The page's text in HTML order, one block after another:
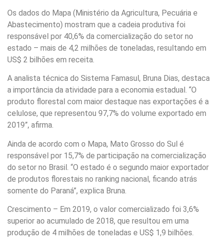
Os dados do Mapa (Ministério da Agricultura, Pecuária e
Abastecimento) mostram que a cadeia produtiva foi
responsável por 40,6% da comercialização do setor no
estado – mais de 4,2 milhões de toneladas, resultando em
US$ 2 bilhões em receita.
A analista técnica do Sistema Famasul, Bruna Dias, destaca
a importância da atividade para a economia estadual. “O
produto florestal com maior destaque nas exportações é a
celulose, que representou 97,7% do volume exportado em
2019”, afirma.
Ainda de acordo com o Mapa, Mato Grosso do Sul é
responsável por 15,7% de participação na comercialização
do setor no Brasil. “O estado é o segundo maior exportador
de produtos florestais no ranking nacional, ficando atrás
somente do Paraná”, explica Bruna.
Crescimento – Em 2019, o valor comercializado foi 3,6%
superior ao acumulado de 2018, que resultou em uma
produção de 4 milhões de toneladas e US$ 1,9 bilhões.